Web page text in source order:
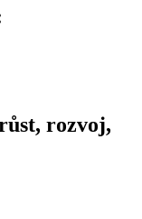
rozvoj,